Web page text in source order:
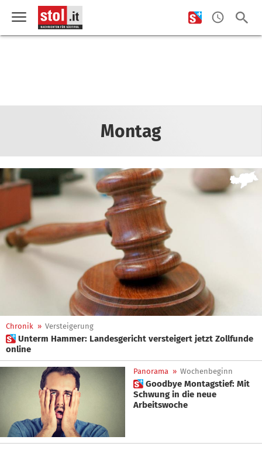
Montag
Chronik » Versteigerung
 Unterm Hammer: Landesgericht versteigert jetzt Zollfunde
online
Panorama » Wochenbeginn
 Goodbye Montagstief: Mit
Schwung in die neue
Arbeitswoche